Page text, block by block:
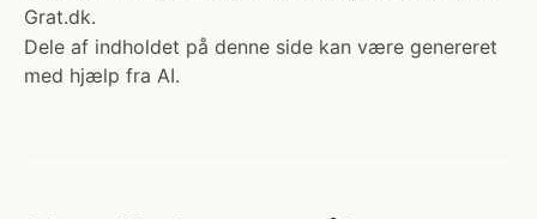
Grat.dk.
Dele af indholdet på denne side kan være genereret
med hjælp fra AI.